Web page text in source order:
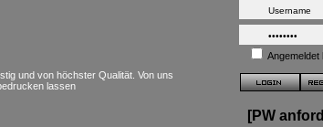
und von höchster Qualität. Von uns
lassen
Angemeldet
[PW